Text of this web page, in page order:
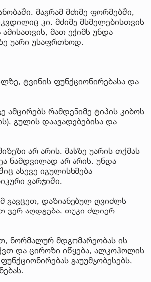
მაგრამ მძიმე ფორმებში,
კი. მძიმე მსმელებისთვის
მათ ექიმს უნდა
უარი უსაფრთხოდ.
ტვინის ფუნქციონირებასა და
ამცირებს რამდენიმე ტიპის კიბოს
გულის დაავადებებისა და
არ არის. მასზე უარის თქმას
ნამდვილად არ არის. უნდა
ასევე იგულისხმება
ვარჯიში.
გავცეთ, დაზიანებულ ღვიძლს
ვერ აღდგება, თუკი ძლიერ
ნორმალურ მდგომარეობას ის
და ციროზი იწყება, ალკოჰოლის
გაუუმჯობესებს,